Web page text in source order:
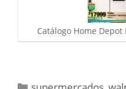
Catálogo Home
Categorías